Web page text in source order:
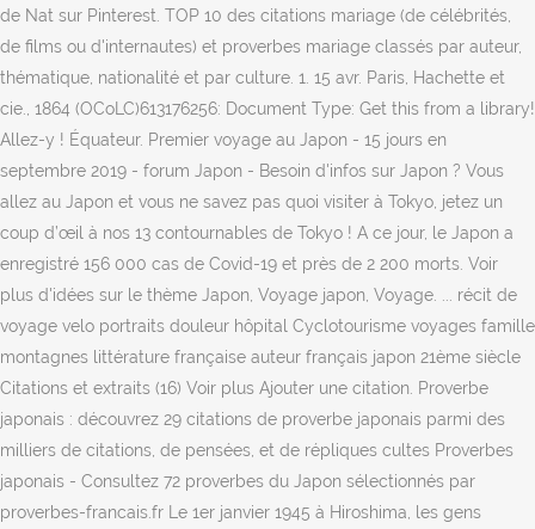
de Nat sur Pinterest. TOP 10 des citations mariage (de célébrités,
de films ou d'internautes) et proverbes mariage classés par auteur,
thématique, nationalité et par culture. 1. 15 avr. Paris, Hachette et
cie., 1864 (OCoLC)613176256: Document Type: Get this from a library!
Allez-y ! Équateur. Premier voyage au Japon - 15 jours en
septembre 2019 - forum Japon - Besoin d'infos sur Japon ? Vous
allez au Japon et vous ne savez pas quoi visiter à Tokyo, jetez un
coup d’œil à nos 13 contournables de Tokyo ! A ce jour, le Japon a
enregistré 156 000 cas de Covid-19 et près de 2 200 morts. Voir
plus d'idées sur le thème Japon, Voyage japon, Voyage. ... récit de
voyage velo portraits douleur hôpital Cyclotourisme voyages famille
montagnes littérature française auteur français japon 21ème siècle
Citations et extraits (16) Voir plus Ajouter une citation. Proverbe
japonais : découvrez 29 citations de proverbe japonais parmi des
milliers de citations, de pensées, et de répliques cultes Proverbes
japonais - Consultez 72 proverbes du Japon sélectionnés par
proverbes-francais.fr Le 1er janvier 1945 à Hiroshima, les gens